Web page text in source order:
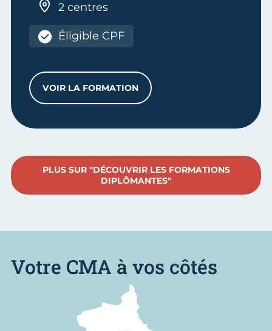
2 centres
Éligible CPF
VOIR LA FORMATIONDÉFINIR SA STRATÉGIE COMMERCIALE
PLUS SUR "DÉCOUVRIR LES FORMATIONS
DIPLÔMANTES"
Votre CMA à vos côtés